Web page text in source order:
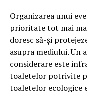
tehnologiile proprii
OEM.
Ce înseamnă
DenumireaVMP
pentru motoare
ridicate și
Organizarea unui
prioritate tot mai
doresc să-și
asupra mediului. Un
considerare este
toaletelor potrivite
toaletelor ecologice